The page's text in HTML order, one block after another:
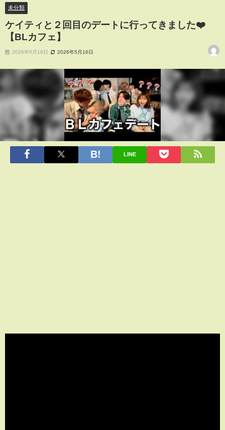
未分類
ケイティと２回目のデートに行ってきました❤️
【BLカフェ】
2026年5月16日 2026年5月16日
LINE